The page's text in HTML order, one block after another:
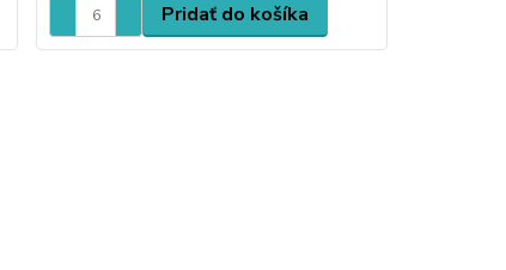
Pridať do košíka